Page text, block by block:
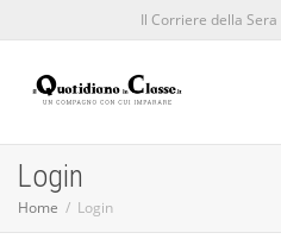
Il Corriere della Sera
Login
Home Login